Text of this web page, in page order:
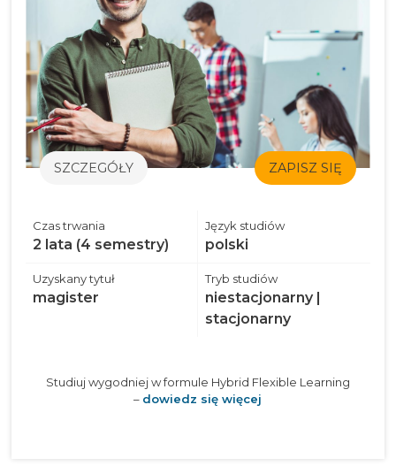
SZCZEGÓŁY ZAPISZ SIĘ
Czas trwania
2 lata (4 semestry)
Język studiów
polski
Uzyskany tytuł
magister
Tryb studiów
niestacjonarny |
stacjonarny
Studiuj wygodniej w formule Hybrid Flexible Learning
– dowiedz się więcej